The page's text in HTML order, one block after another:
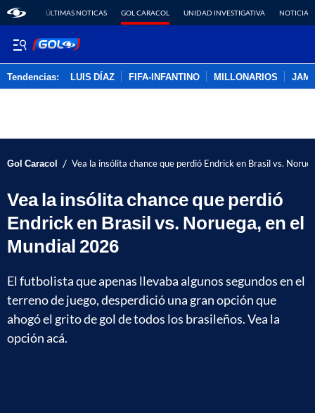
ÚLTIMAS NOTICAS GOL CARACOL UNIDAD INVESTIGATIVA NOTICIAS
Tendencias: LUIS DÍAZ FIFA-INFANTINO MILLONARIOS
Gol Caracol / Vea la insólita chance que perdió Endrick en Brasil vs.
Vea la insólita chance que perdió
Endrick en Brasil vs. Noruega, en el
Mundial 2026
El futbolista que apenas llevaba algunos segundos en el
terreno de juego, desperdició una gran opción que
ahogó el grito de gol de todos los brasileños. Vea la
opción acá.